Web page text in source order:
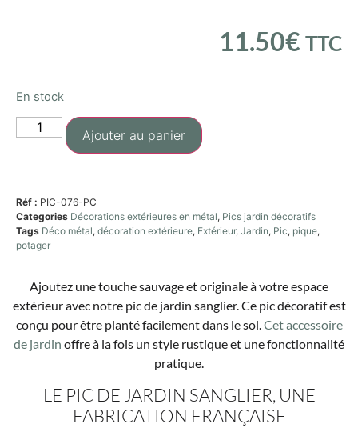
11.50€ TTC
En stock
Ajouter au panier
Réf : PIC-076-PC
Categories Décorations extérieures en métal, Pics jardin décoratifs
Tags Déco métal, décoration extérieure, Extérieur, Jardin, Pic, pique,
potager
Ajoutez une touche sauvage et originale à votre espace
extérieur avec notre pic de jardin sanglier. Ce pic décoratif est
conçu pour être planté facilement dans le sol.Cet accessoire
de jardin offre à la fois un style rustique et une fonctionnalité
pratique.
LE PIC DE JARDIN SANGLIER, UNE
FABRICATION FRANÇAISE